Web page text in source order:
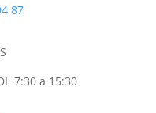
87
7:30 a 15:30